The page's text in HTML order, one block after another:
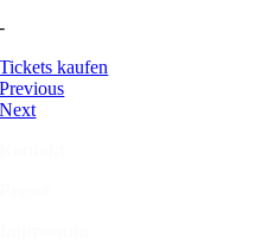
-
Tickets kaufen
Previous
Next